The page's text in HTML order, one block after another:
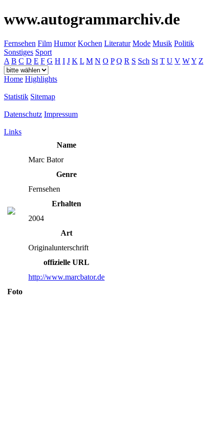
www.autogrammarchiv.de
Fernsehen Film Humor Kochen Literatur Mode Musik Politik
Sonstiges Sport
A B C D E F G H I J K L M N O P Q R S Sch St T U V WY Z
Home Highlights
Statistik Sitemap
Datenschutz Impressum
Links
Name
Marc Bator
Genre
Fernsehen
Erhalten
2004
Art
Originalunterschrift
offizielle URL
http://www.marcbator.de
Foto